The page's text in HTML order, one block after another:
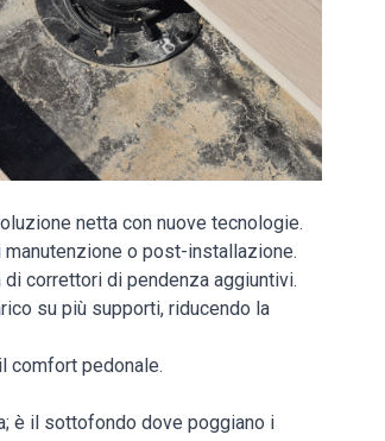
netta con nuove tecnologie.
o post-installazione.
correttori di pendenza aggiuntivi.
su più supporti, riducendo la
comfort pedonale.
è il sottofondo dove poggiano i